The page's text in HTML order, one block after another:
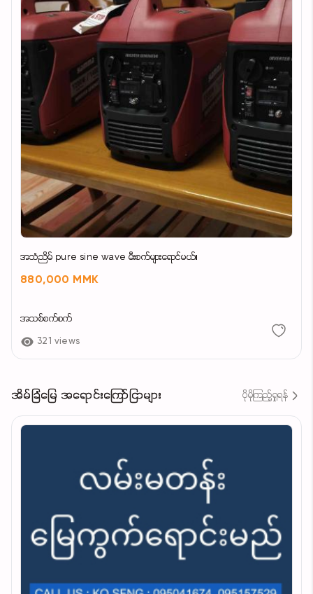
အသံညိမ် pure sine wave မီးစက်များရောင်မယ်။
880,000 MMK
အသစ်စက်စက်
321 views
အိမ်ခြံမြေ အရောင်းကြော်ငြာများ ပိုမိုကြည့်ရှုရန်